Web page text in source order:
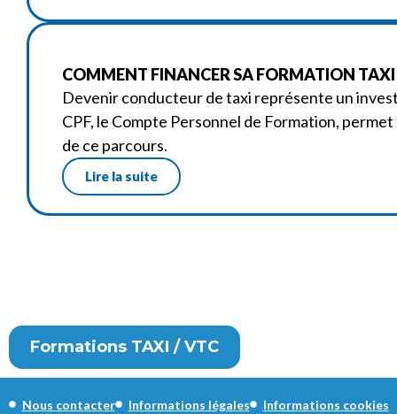
COMMENT FINANCER SA FORMATION TAXI
Devenir conducteur de taxi représente un
CPF, le Compte Personnel de Formation,
de ce parcours.
Lire la suite
Formations TAXI / VTC
Nous contacter Informations légales
Informations cookies